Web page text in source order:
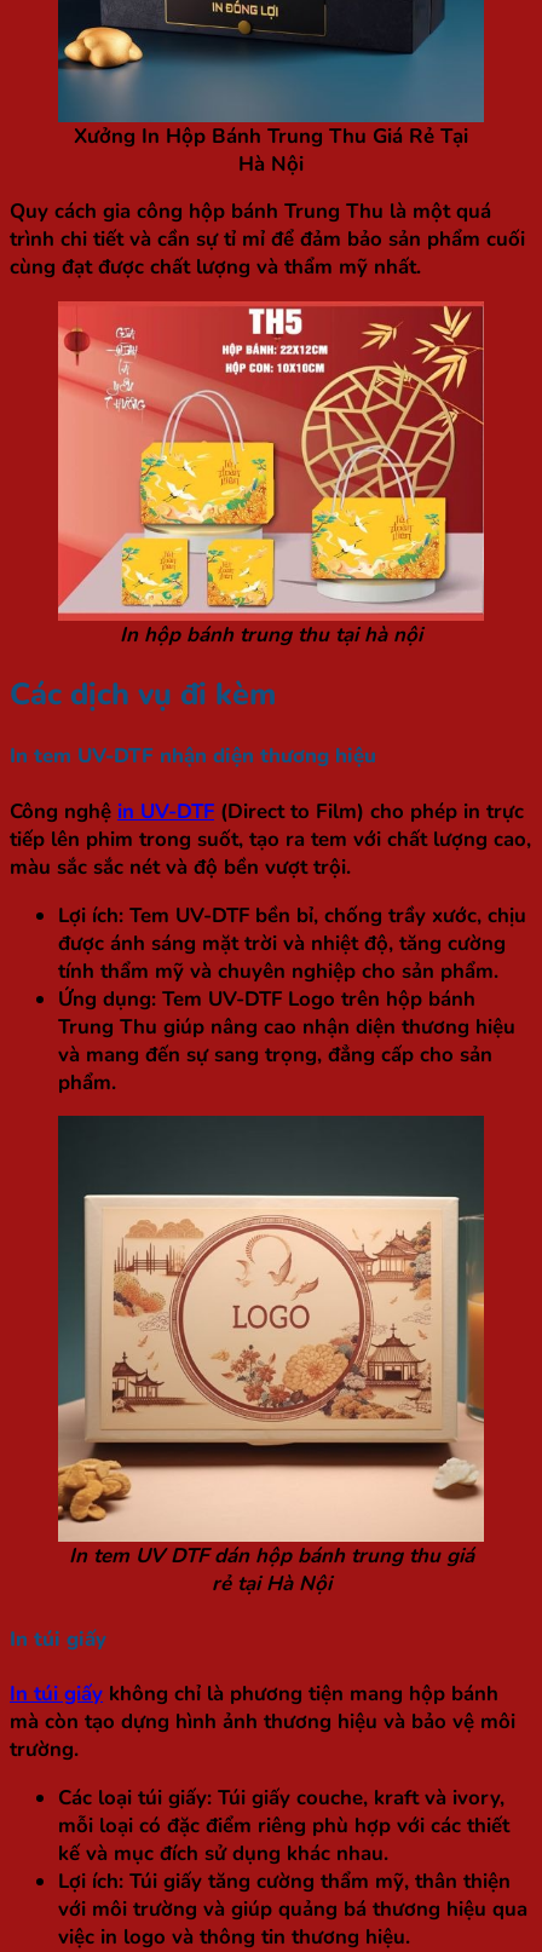
Xưởng In Hộp Bánh Trung Thu Giá Rẻ Tại
Hà Nội
Quy cách gia công hộp bánh Trung Thu là một quá
trình chi tiết và cần sự tỉ mỉ để đảm bảo sản phẩm cuối
cùng đạt được chất lượng và thẩm mỹ nhất.
In hộp bánh trung thu tại hà nội
Các dịch vụ đi kèm
In tem UV-DTF nhận diện thương hiệu
Công nghệ in UV-DTF (Direct to Film) cho phép in trực
tiếp lên phim trong suốt, tạo ra tem với chất lượng cao,
màu sắc sắc nét và độ bền vượt trội.
Lợi ích: Tem UV-DTF bền bỉ, chống trầy xước, chịu
được ánh sáng mặt trời và nhiệt độ, tăng cường
tính thẩm mỹ và chuyên nghiệp cho sản phẩm.
Ứng dụng: Tem UV-DTF Logo trên hộp bánh
Trung Thu giúp nâng cao nhận diện thương hiệu
và mang đến sự sang trọng, đẳng cấp cho sản
phẩm.
In tem UV DTF dán hộp bánh trung thu giá
rẻ tại Hà Nội
In túi giấy
In túi giấy không chỉ là phương tiện mang hộp bánh
mà còn tạo dựng hình ảnh thương hiệu và bảo vệ môi
trường.
Các loại túi giấy: Túi giấy couche, kraft và ivory,
mỗi loại có đặc điểm riêng phù hợp với các thiết
kế và mục đích sử dụng khác nhau.
Lợi ích: Túi giấy tăng cường thẩm mỹ, thân thiện
với môi trường và giúp quảng bá thương hiệu qua
việc in logo và thông tin thương hiệu.